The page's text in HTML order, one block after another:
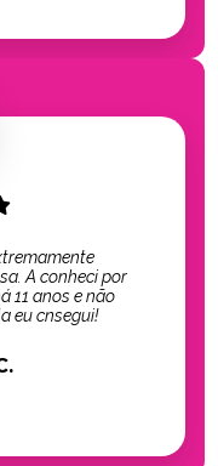
A conheci por
11 anos e não
eu cnsegui!